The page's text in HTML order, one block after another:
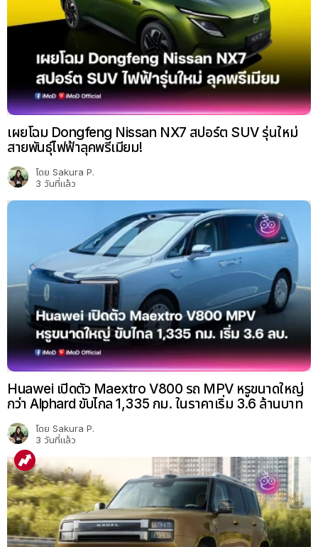
เผยโฉม Dongfeng Nissan NX7 สปอร์ต SUV รุ่นใหม่
สายพันธุ์ไฟฟ้าลุคพรีเมียม!
โดย Sakura P.
3 วันที่แล้ว
Huawei เปิดตัว Maextro V800 รถ MPV หรูขนาดใหญ่
กว่า Alphard ขับไกล 1,335 กม. ในราคาเริ่ม 3.6 ล้านบาท
โดย Sakura P.
3 วันที่แล้ว